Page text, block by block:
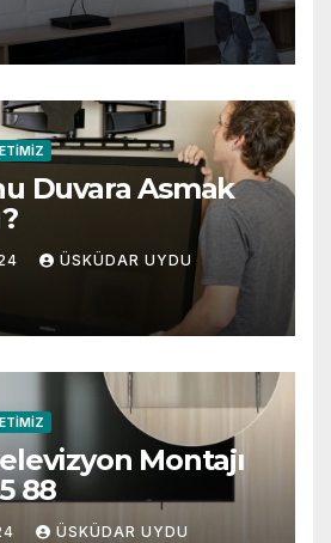
Duvara Asmak
ÜSKÜDAR UYDU
Montajı
88
ÜSKÜDAR UYDU